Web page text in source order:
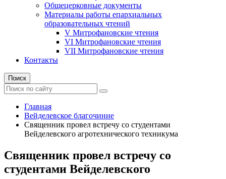
Общецерковные документы
Материалы работы епархиальных
образовательных чтений
V Митрофановские чтения
VI Митрофановские чтения
VII Митрофановские чтения
Контакты
Поиск
Главная
Вейделевское благочиние
Священник провел встречу со студентами
Вейделевского агротехнического техникума
Священник провел встречу со
студентами Вейделевского